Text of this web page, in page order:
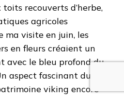
recouverts d’herbe,
agricoles
ma visite en juin, les
en fleurs créaient un
avec le bleu profond du
aspect fascinant du
viking encore